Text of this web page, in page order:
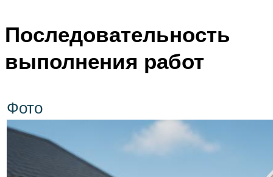
Последовательность
выполнения работ
Фото